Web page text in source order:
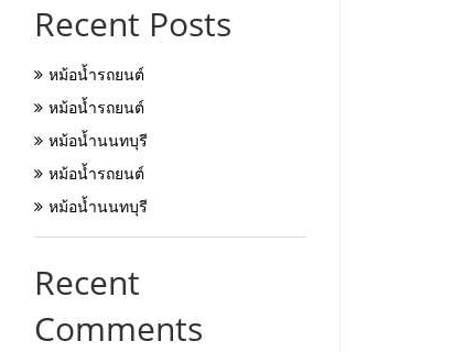
Recent Posts
หม้อน้ำรถยนต์
หม้อน้ำรถยนต์
หม้อน้ำนนทบุรี
หม้อน้ำรถยนต์
หม้อน้ำนนทบุรี
Recent
Comments